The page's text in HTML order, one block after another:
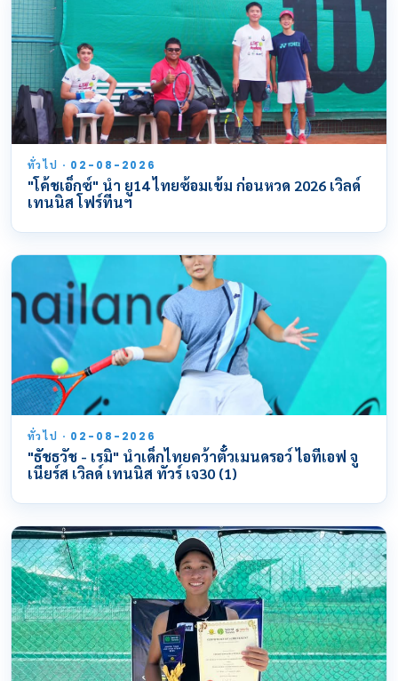
ทั่วไป · 02-08-2026
"โค้ชเอ็กซ์" นำ ยู14 ไทยซ้อมเข้ม ก่อนหวด 2026 เวิลด์
เทนนิส โฟร์ทีนฯ
ทั่วไป · 02-08-2026
"ธัชธวัช - เรมิ" นำเด็กไทยคว้าตั๋วเมนดรอว์ ไอทีเอฟ จู
เนียร์ส เวิลด์ เทนนิส ทัวร์ เจ30 (1)